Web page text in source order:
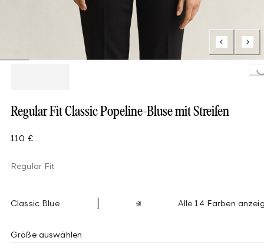
Loading...
Regular Fit Classic Popeline-Bluse mit Streifen
110 €
Regular Fit
Classic Blue Alle 14 Farben
Größe auswählen